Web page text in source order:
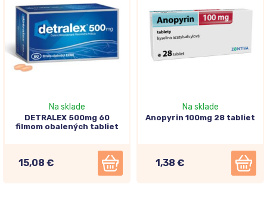
Na sklade
DETRALEX 500mg 60
filmom obalených tabliet
15,08 €
Na sklade
Anopyrin 100mg 28 tabliet
1,38 €